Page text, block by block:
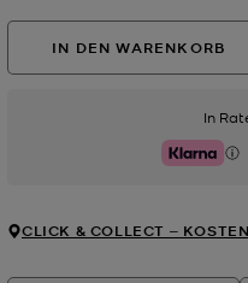
IN DEN WARENKORB
In
Klarna
CLICK & COLLECT ‒